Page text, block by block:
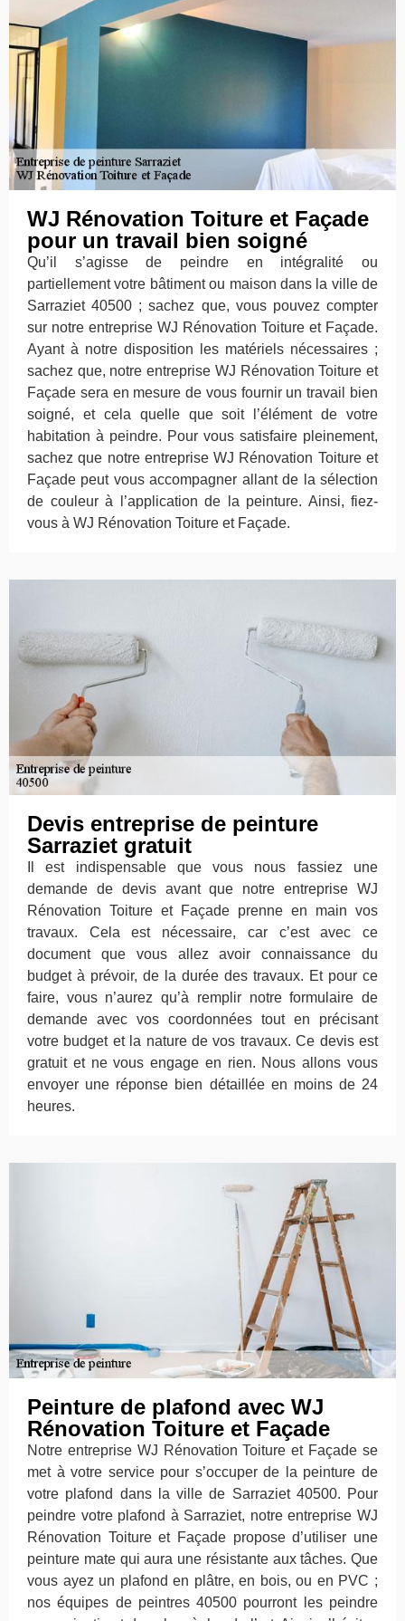
WJ Rénovation Toiture et Façade
pour un travail bien soigné
Qu’il s’agisse de peindre en intégralité ou
partiellement votre bâtiment ou maison dans la ville de
Sarraziet 40500 ; sachez que, vous pouvez compter
sur notre entreprise WJ Rénovation Toiture et Façade.
Ayant à notre disposition les matériels nécessaires ;
sachez que, notre entreprise WJ Rénovation Toiture et
Façade sera en mesure de vous fournir un travail bien
soigné, et cela quelle que soit l’élément de votre
habitation à peindre. Pour vous satisfaire pleinement,
sachez que notre entreprise WJ Rénovation Toiture et
Façade peut vous accompagner allant de la sélection
de couleur à l’application de la peinture. Ainsi, fiez-
vous à WJ Rénovation Toiture et Façade.
Devis entreprise de peinture
Sarraziet gratuit
Il est indispensable que vous nous fassiez une
demande de devis avant que notre entreprise WJ
Rénovation Toiture et Façade prenne en main vos
travaux. Cela est nécessaire, car c’est avec ce
document que vous allez avoir connaissance du
budget à prévoir, de la durée des travaux. Et pour ce
faire, vous n’aurez qu’à remplir notre formulaire de
demande avec vos coordonnées tout en précisant
votre budget et la nature de vos travaux. Ce devis est
gratuit et ne vous engage en rien. Nous allons vous
envoyer une réponse bien détaillée en moins de 24
heures.
Peinture de plafond avec WJ
Rénovation Toiture et Façade
Notre entreprise WJ Rénovation Toiture et Façade se
met à votre service pour s’occuper de la peinture de
votre plafond dans la ville de Sarraziet 40500. Pour
peindre votre plafond à Sarraziet, notre entreprise WJ
Rénovation Toiture et Façade propose d’utiliser une
peinture mate qui aura une résistante aux tâches. Que
vous ayez un plafond en plâtre, en bois, ou en PVC ;
nos équipes de peintres 40500 pourront les peindre